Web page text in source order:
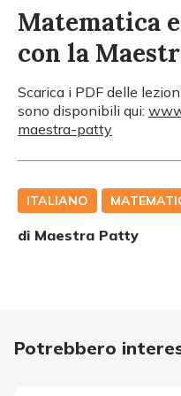
Matematica
con la
Scarica i PDF delle
sono disponibili qui:
maestra-patty
ITALIANO
di Maestra Patty
Potrebbero